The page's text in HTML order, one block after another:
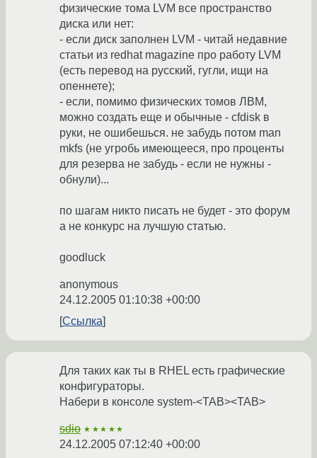
физические тома LVM все пространство
диска или нет:
- если диск заполнен LVM - читай недавние
статьи из redhat magazine про работу LVM
(есть перевод на русский, гугли, ищи на
опеннете);
- если, помимо физических томов ЛВМ,
можно создать еще и обычные - cfdisk в
руки, не ошибешься. не забудь потом man
mkfs (не угробь имеющееся, про проценты
для резерва не забудь - если не нужны -
обнули)...
по шагам никто писать не будет - это форум
а не конкурс на лучшую статью.
goodluck
anonymous
24.12.2005 01:10:38 +00:00
Ссылка
Для таких как ты в RHEL есть графические
конфигураторы.
Набери в консоле system-<TAB><TAB>
sdio ★★★★★
24.12.2005 07:12:40 +00:00